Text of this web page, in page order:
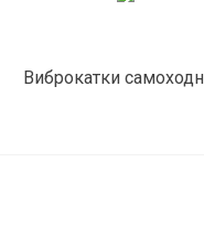
Виброкатки